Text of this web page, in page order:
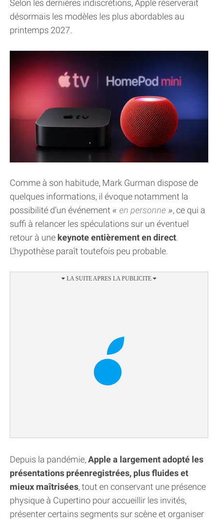
Selon les dernières indiscrétions, Apple réserverait
désormais les modèles les plus abordables au
printemps 2027.
Comme à son habitude, Mark Gurman dispose de
quelques informations, il évoque notamment la
possibilité d’un événement
en personne
, ce qui a
suffi à relancer les spéculations sur un éventuel
retour à une keynote entièrement en direct.
L’hypothèse paraît toutefois peu probable.
Depuis la pandémie,Apple a largement adopté les
présentations préenregistrées, plus fluides et
mieux maîtrisées, tout en conservant une présence
physique à Cupertino pour accueillir les invités,
présenter certains segments sur scène et organiser